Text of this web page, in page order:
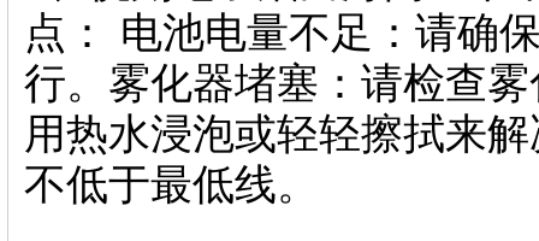
点： 电池电量不足：请确
行。雾化器堵塞：请检查
用热水浸泡或轻轻擦拭来
不低于最低线。